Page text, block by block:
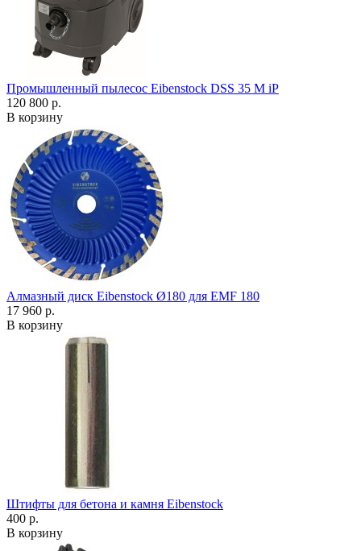
Промышленный пылесос Eibenstock DSS 35 M iP
120 800 р.
В корзину
Алмазный диск Eibenstock Ø180 для EMF 180
17 960 р.
В корзину
Штифты для бетона и камня Eibenstock
400 р.
В корзину